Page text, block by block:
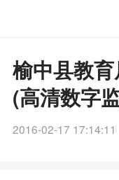
榆中县教
(高清数字
2016-02-17 17:14:11